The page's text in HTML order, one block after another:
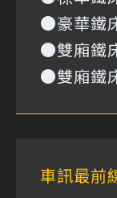
●豪華鐵
●雙廂鐵
●雙廂鐵
車訊最前